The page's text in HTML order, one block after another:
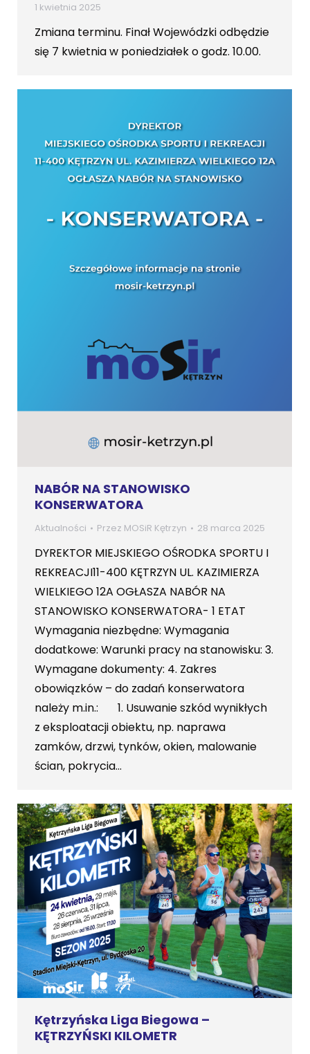
1 kwietnia 2025
Zmiana terminu. Finał Wojewódzki odbędzie
się 7 kwietnia w poniedziałek o godz. 10.00.
NABÓR NA STANOWISKO
KONSERWATORA
Aktualności Przez MOSiR Kętrzyn 28 marca 2025
DYREKTOR MIEJSKIEGO OŚRODKA SPORTU I
REKREACJI11-400 KĘTRZYN UL. KAZIMIERZA
WIELKIEGO 12A OGŁASZA NABÓR NA
STANOWISKO KONSERWATORA- 1 ETAT
Wymagania niezbędne: Wymagania
dodatkowe: Warunki pracy na stanowisku: 3.
Wymagane dokumenty: 4. Zakres
obowiązków – do zadań konserwatora
należy m.in.: 1. Usuwanie szkód wynikłych
z eksploatacji obiektu, np. naprawa
zamków, drzwi, tynków, okien, malowanie
ścian, pokrycia…
Kętrzyńska Liga Biegowa –
KĘTRZYŃSKI KILOMETR